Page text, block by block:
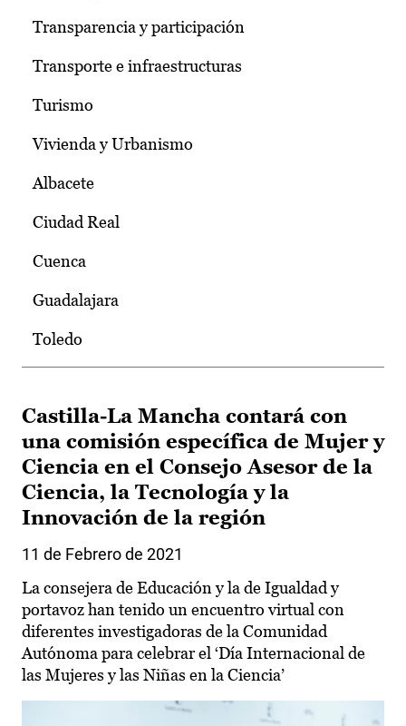
Transparencia y participación
Transporte e infraestructuras
Turismo
Vivienda y Urbanismo
Albacete
Ciudad Real
Cuenca
Guadalajara
Toledo
Castilla-La Mancha contará con
una comisión específica de Mujer y
Ciencia en el Consejo Asesor de la
Ciencia, la Tecnología y la
Innovación de la región
11 de Febrero de 2021
La consejera de Educación y la de Igualdad y
portavoz han tenido un encuentro virtual con
diferentes investigadoras de la Comunidad
Autónoma para celebrar el ‘Día Internacional de
las Mujeres y las Niñas en la Ciencia’